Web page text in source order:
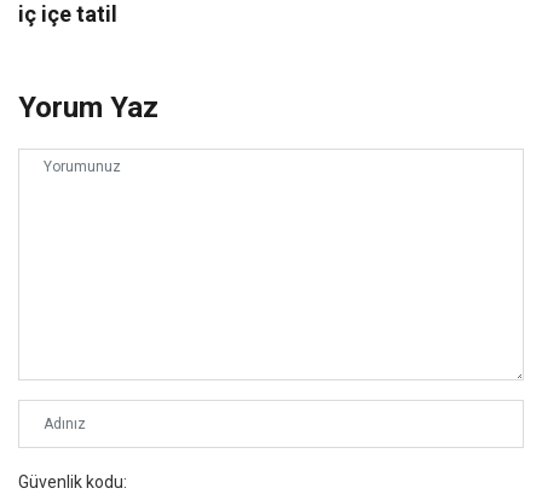
iç içe tatil
Yorum Yaz
Güvenlik kodu: